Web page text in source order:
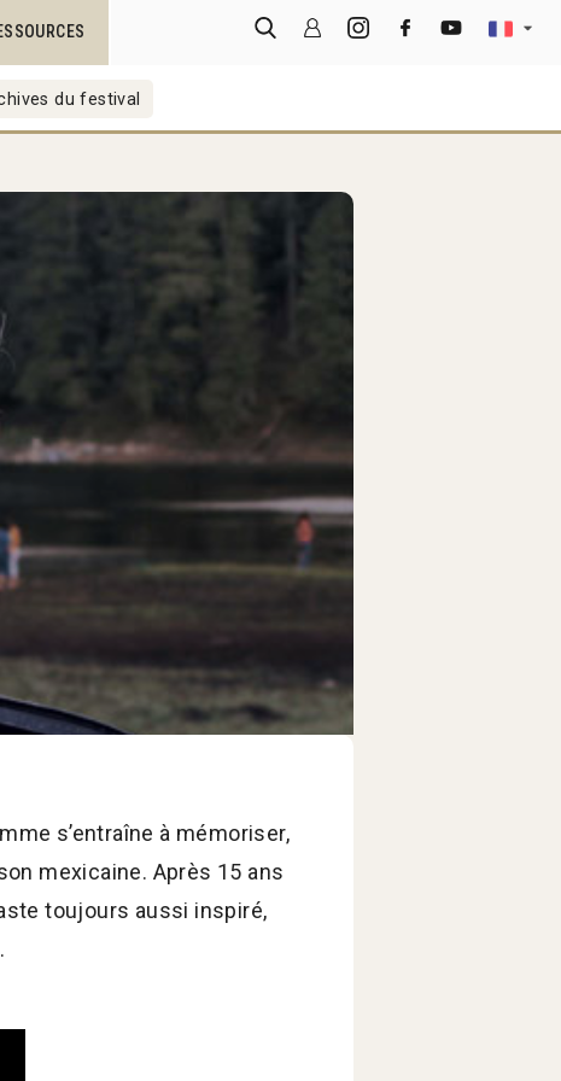
du festival
s’entraîne à mémoriser,
mexicaine. Après 15 ans
toujours aussi inspiré,